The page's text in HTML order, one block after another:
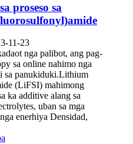
proseso sa
11-23
nga palibot, ang pag-
sa online nahimo nga
sa panukiduki.Lithium
(LiFSI) mahimong
ka additive alang sa
uban sa mga
enerhiya Densidad,